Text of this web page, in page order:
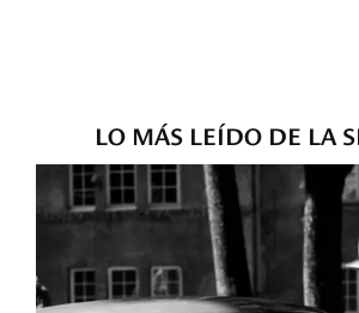
LO MÁS LEÍDO DE LA